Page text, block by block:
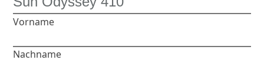
Vorname
Nachname